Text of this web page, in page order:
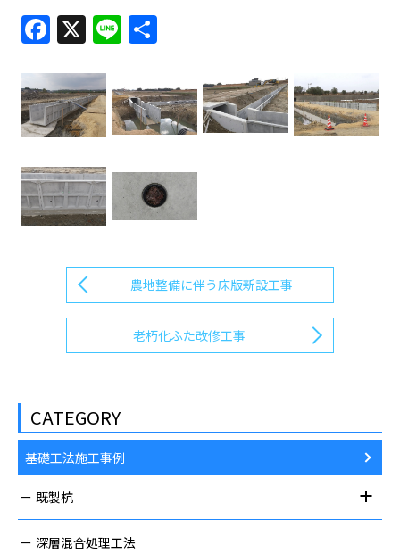
Facebook
X Line
農地整備に伴う床版新設工事
老朽化ふた改修工事
CATEGORY
基礎工法施工事例
既製杭
深層混合処理工法